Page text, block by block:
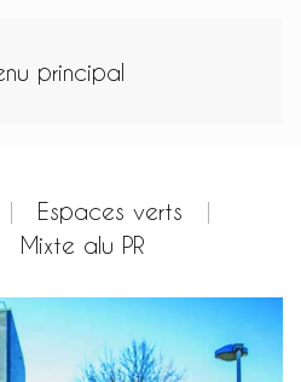
principal
Espaces verts
Mixte alu PR